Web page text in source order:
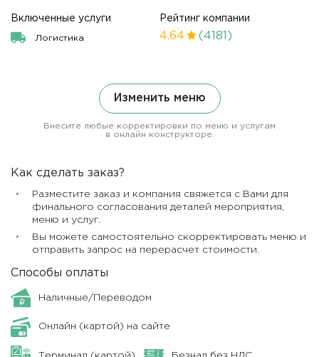
Включенные услуги
Логистика
Рейтинг компании
4.64 (4181)
Изменить меню
Внесите любые корректировки по меню и услугам
в онлайн конструкторе.
Как сделать заказ?
Разместите заказ и компания свяжется с Вами для
финального согласования деталей мероприятия,
меню и услуг.
Вы можете самостоятельно скорректировать меню и
отправить запрос на перерасчет стоимости.
Способы оплаты
Наличные/Переводом
Онлайн (картой) на сайте